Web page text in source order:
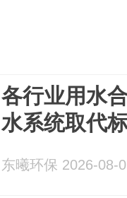
各行业用水
水系统取代
东曦环保 2026-08-